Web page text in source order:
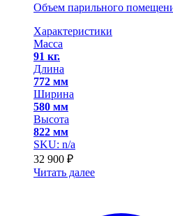
Объем парильного
Характеристики
Масса
91 кг.
Длина
772 мм
Ширина
580 мм
Высота
822 мм
SKU: n/a
32 900 ₽
Читать далее